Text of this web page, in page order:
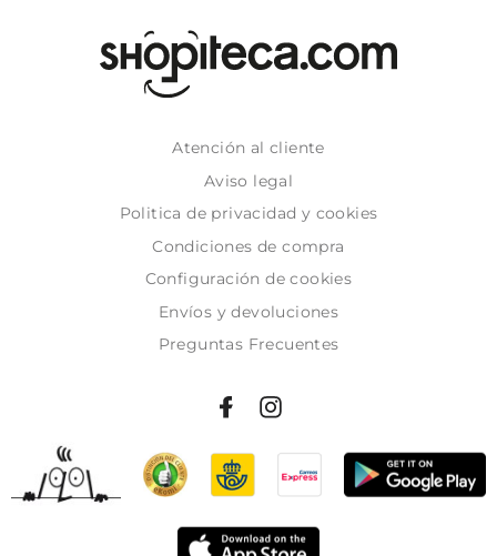
Atención al cliente
Aviso legal
Politica de privacidad y cookies
Condiciones de compra
Configuración de cookies
Envíos y devoluciones
Preguntas Frecuentes